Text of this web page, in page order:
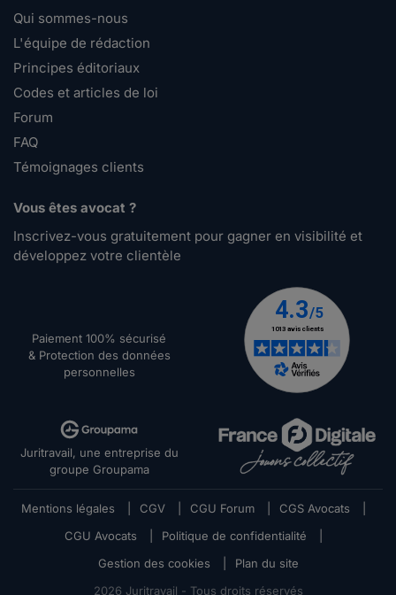
Qui sommes-nous
L'équipe de rédaction
Principes éditoriaux
Codes et articles de loi
Forum
FAQ
Témoignages clients
Vous êtes avocat ?
Inscrivez-vous gratuitement pour gagner en visibilité et
développez votre clientèle
Paiement 100% sécurisé
& Protection des données
personnelles
Juritravail, une entreprise du
groupe Groupama
Mentions légales CGV CGU Forum CGS Avocats
CGU Avocats
Politique de confidentialité
Gestion des cookies
Plan du site
2026 Juritravail - Tous droits réservés